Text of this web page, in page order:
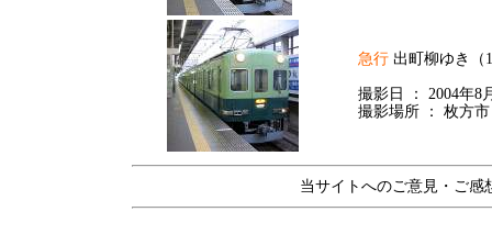
急行 出町柳ゆき
撮影日 ： 2004年8
撮影場所 ： 枚方市
当サイトへのご意見・ご感